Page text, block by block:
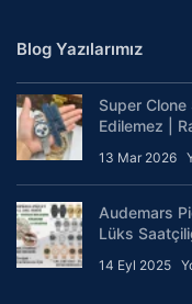
Blog Yazılarımız
Super Clone
Edilemez |
13 Mar 2026
Audemars
Lüks
14 Eyl 2025